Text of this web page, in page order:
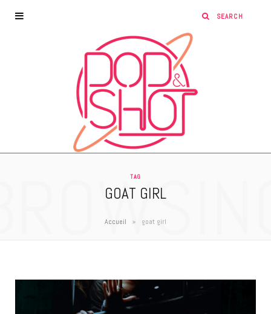
TAG
GOAT GIRL
Accueil » goat girl